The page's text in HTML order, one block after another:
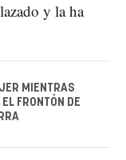
y la ha
MIENTRAS
FRONTÓN DE